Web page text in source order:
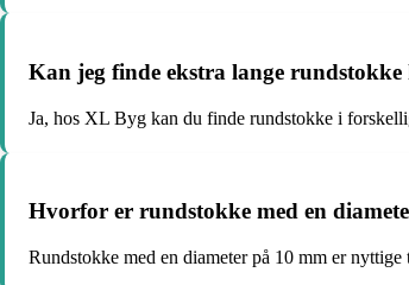
Kan jeg finde ekstra lange rundstokke
Ja, hos XL Byg kan du finde rundstokke i
Hvorfor er rundstokke med en
Rundstokke med en diameter på 10 mm er